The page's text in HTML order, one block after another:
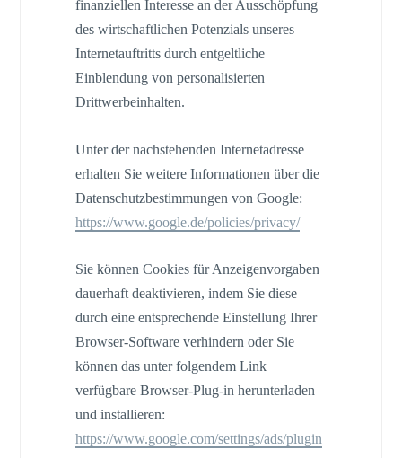
finanziellen Interesse an der Ausschöpfung
des wirtschaftlichen Potenzials unseres
Internetauftritts durch entgeltliche
Einblendung von personalisierten
Drittwerbeinhalten.
Unter der nachstehenden Internetadresse
erhalten Sie weitere Informationen über die
Datenschutzbestimmungen von Google:
https://www.google.de/policies/privacy/
Sie können Cookies für Anzeigenvorgaben
dauerhaft deaktivieren, indem Sie diese
durch eine entsprechende Einstellung Ihrer
Browser-Software verhindern oder Sie
können das unter folgendem Link
verfügbare Browser-Plug-in herunterladen
und installieren:
https://www.google.com/settings/ads/plugin